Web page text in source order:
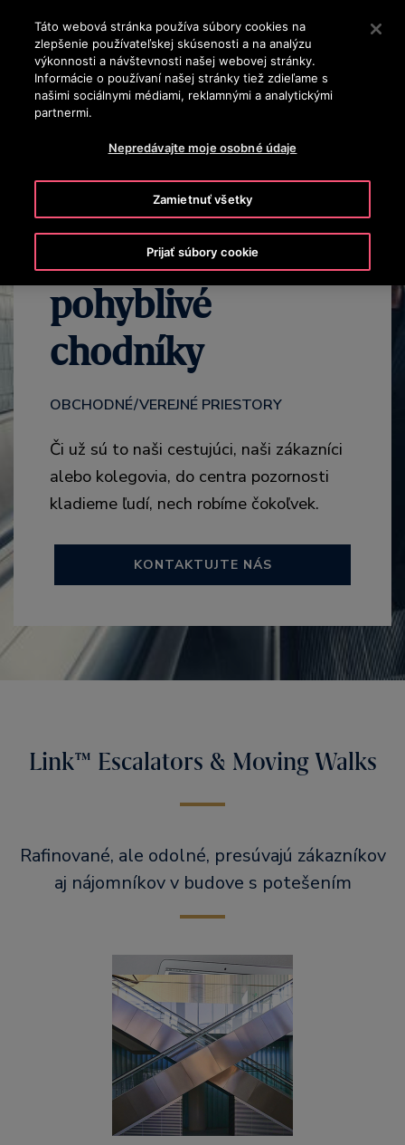
Stlačením klávesu Enter preskočíte na hlavný obsah
VYHĽADÁVAŤ
COMMERCIAL
Eskalátory &
pohyblivé
chodníky
OBCHODNÉ/VEREJNÉ PRIESTORY
Či už sú to naši cestujúci, naši zákazníci
alebo kolegovia, do centra pozornosti
kladieme ľudí, nech robíme čokoľvek.
KONTAKTUJTE NÁS
Link™ Escalators & Moving Walks
Rafinované, ale odolné, presúvajú zákazníkov
aj nájomníkov v budove s potešením
Táto webová stránka používa súbory cookies na
zlepšenie používateľskej skúsenosti a na analýzu
výkonnosti a návštevnosti našej webovej stránky.
Informácie o používaní našej stránky tiež zdieľame s
našimi sociálnymi médiami, reklamnými a analytickými
partnermi.
Nepredávajte moje osobné údaje
Zamietnuť všetky
Prijať súbory cookie